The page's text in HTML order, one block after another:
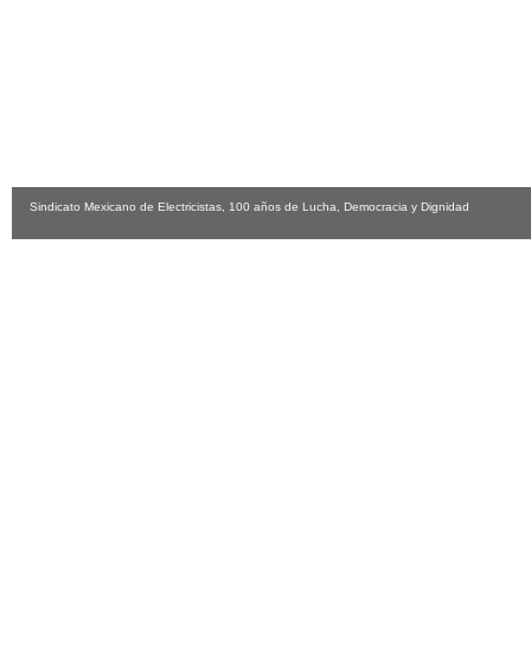
Sindicato Mexicano de Electricistas, 100 años de Lucha, Democracia y Dignidad